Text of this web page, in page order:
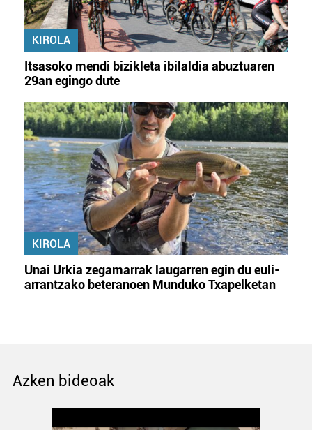
KIROLA
Itsasoko mendi bizikleta ibilaldia abuztuaren
29an egingo dute
KIROLA
Unai Urkia zegamarrak laugarren egin du euli-
arrantzako beteranoen Munduko Txapelketan
Azken bideoak